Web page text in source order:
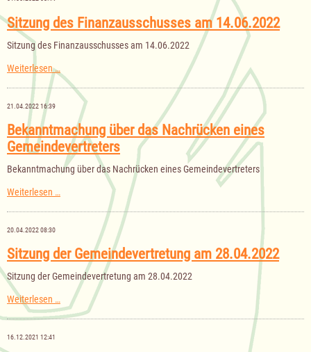
Sitzung des Finanzausschusses am 14.06.2022
Sitzung des Finanzausschusses am 14.06.2022
Weiterlesen …
des
Finanzausschusses
14.06.2022
21.04.2022 16:39
Bekanntmachung über das Nachrücken eines
Gemeindevertreters
Bekanntmachung über das Nachrücken eines Gemeindevertreters
Weiterlesen … Bekanntmachung
das
Nachrücken
Gemeindevertreters
20.04.2022 08:30
Sitzung der Gemeindevertretung am 28.04.2022
Sitzung der Gemeindevertretung am 28.04.2022
Weiterlesen …Sitzung
der
Gemeindevertretung
16.12.2021 12:41